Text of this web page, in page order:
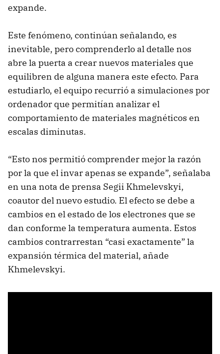
expande.
Este fenómeno, continúan señalando, es
inevitable, pero comprenderlo al detalle nos
abre la puerta a crear nuevos materiales que
equilibren de alguna manera este efecto. Para
estudiarlo, el equipo recurrió a simulaciones por
ordenador que permitían analizar el
comportamiento de materiales magnéticos en
escalas diminutas.
“Esto nos permitió comprender mejor la razón
por la que el invar apenas se expande”, señalaba
en una nota de prensa Segii Khmelevskyi,
coautor del nuevo estudio. El efecto se debe a
cambios en el estado de los electrones que se
dan conforme la temperatura aumenta. Estos
cambios contrarrestan “casi exactamente” la
expansión térmica del material, añade
Khmelevskyi.